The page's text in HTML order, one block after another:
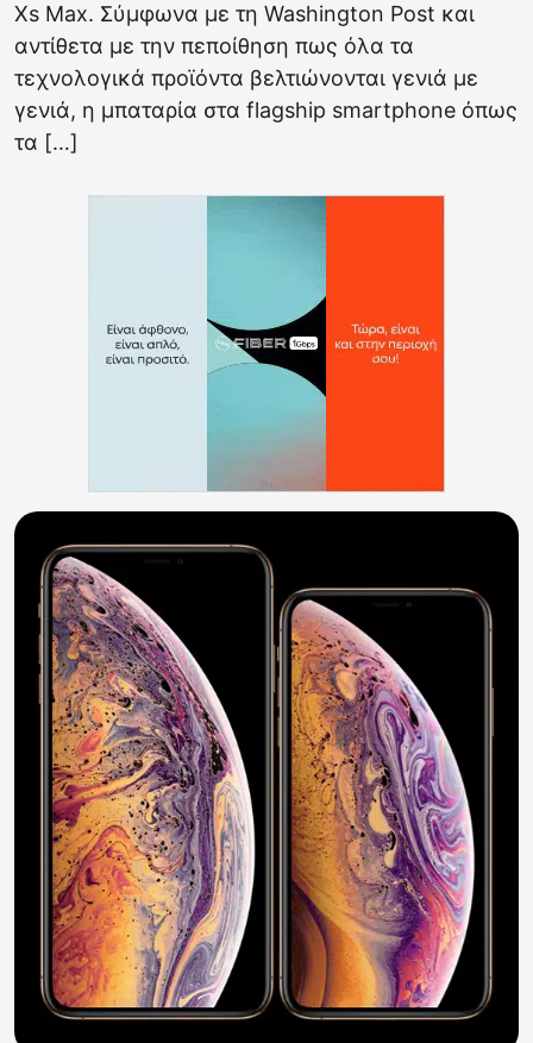
Xs Max. Σύμφωνα με τη Washington Post και
αντίθετα με την πεποίθηση πως όλα τα
τεχνολογικά προϊόντα βελτιώνονται γενιά με
γενιά, η μπαταρία στα flagship smartphone όπως
τα […]